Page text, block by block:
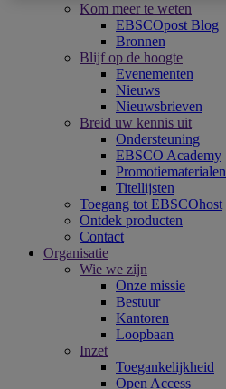
Kom meer te weten
EBSCOpost Blog
Bronnen
Blijf op de hoogte
Evenementen
Nieuws
Nieuwsbrieven
Breid uw kennis uit
Ondersteuning
EBSCO Academy
Promotiematerialen
Titellijsten
Toegang tot EBSCOhost
Ontdek producten
Contact
Organisatie
Wie we zijn
Onze missie
Bestuur
Kantoren
Loopbaan
Inzet
Toegankelijkheid
Open Access